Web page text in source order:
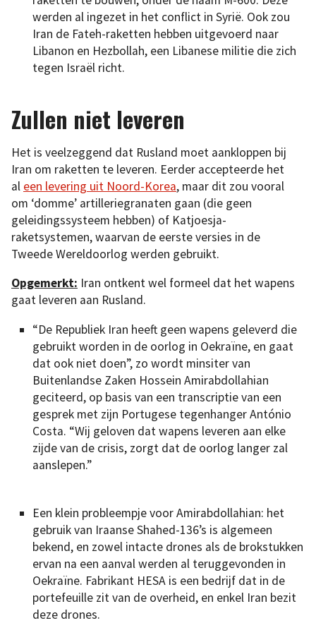
werden al ingezet in het conflict in Syrië. Ook zou
Iran de Fateh-raketten hebben uitgevoerd naar
Libanon en Hezbollah, een Libanese militie die zich
tegen Israël richt.
Zullen niet leveren
Het is veelzeggend dat Rusland moet aankloppen bij
Iran om raketten te leveren. Eerder accepteerde het
al een levering uit Noord-Korea, maar dit zou vooral
om ‘domme’ artilleriegranaten gaan (die geen
geleidingssysteem hebben) of Katjoesja-
raketsystemen, waarvan de eerste versies in de
Tweede Wereldoorlog werden gebruikt.
Opgemerkt: Iran ontkent wel formeel dat het wapens
gaat leveren aan Rusland.
“De Republiek Iran heeft geen wapens geleverd die
gebruikt worden in de oorlog in Oekraïne, en gaat
dat ook niet doen”, zo wordt minsiter van
Buitenlandse Zaken Hossein Amirabdollahian
geciteerd, op basis van een transcriptie van een
gesprek met zijn Portugese tegenhanger António
Costa. “Wij geloven dat wapens leveren aan elke
zijde van de crisis, zorgt dat de oorlog langer zal
aanslepen.”
Een klein probleempje voor Amirabdollahian: het
gebruik van Iraanse Shahed-136’s is algemeen
bekend, en zowel intacte drones als de brokstukken
ervan na een aanval werden al teruggevonden in
Oekraïne. Fabrikant HESA is een bedrijf dat in de
portefeuille zit van de overheid, en enkel Iran bezit
deze drones.